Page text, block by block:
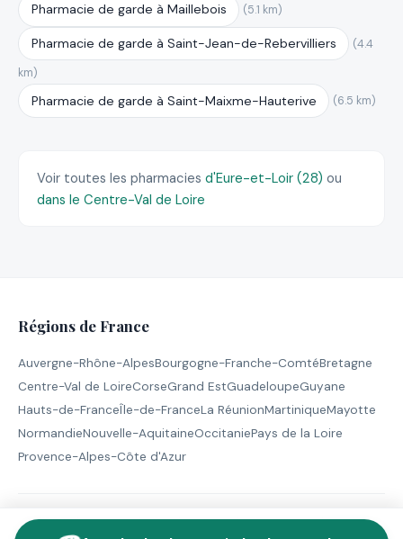
Pharmacie de garde à Maillebois (5.1 km)
Pharmacie de garde à Saint-Jean-de-Rebervilliers (4.4
km)
Pharmacie de garde à Saint-Maixme-Hauterive (6.5 km)
Voir toutes les pharmacies d'Eure-et-Loir (28) ou
dans le Centre-Val de Loire
Régions de France
Auvergne-Rhône-AlpesBourgogne-Franche-ComtéBretagne
Centre-Val de LoireCorseGrand EstGuadeloupeGuyane
Hauts-de-FranceÎle-de-FranceLa RéunionMartiniqueMayotte
NormandieNouvelle-AquitaineOccitaniePays de la Loire
Provence-Alpes-Côte d'Azur
© 2026 Pharmacie de Garde - Tous droits réservés |Mentions